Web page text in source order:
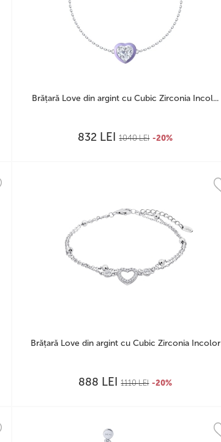
Brățară Love din argint cu Cubic Zirconia Incol...
832 LEI 1040LEI -20%
Brățară Love din argint cu Cubic Zirconia Incolor
888 LEI 1110LEI -20%